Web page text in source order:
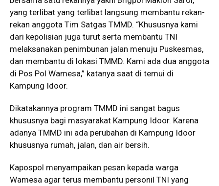
yang terlibat yang terlibat langsung membantu rekan-
rekan anggota Tim Satgas TMMD. “Khususnya kami
dari kepolisian juga turut serta membantu TNI
melaksanakan penimbunan jalan menuju Puskesmas,
dan membantu di lokasi TMMD. Kami ada dua anggota
di Pos Pol Wamesa,” katanya saat di temui di
Kampung Idoor.
Dikatakannya program TMMD ini sangat bagus
khususnya bagi masyarakat Kampung Idoor. Karena
adanya TMMD ini ada perubahan di Kampung Idoor
khususnya rumah, jalan, dan air bersih.
Kapospol menyampaikan pesan kepada warga
Wamesa agar terus membantu personil TNI yang